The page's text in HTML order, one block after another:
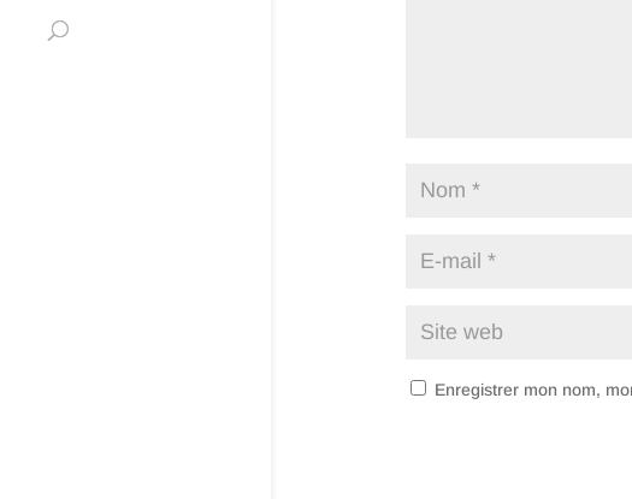
Enregistrer mon nom,